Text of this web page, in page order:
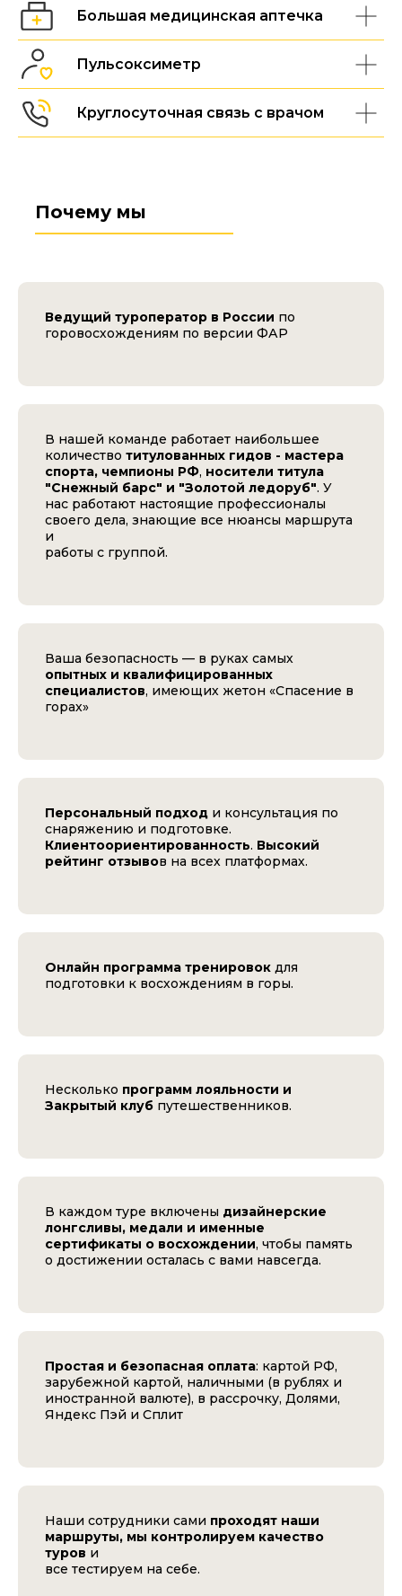
Большая медицинская аптечка
Пульсоксиметр
Круглосуточная связь с врачом
Почему мы
Ведущий туроператор в России по
горовосхождениям по версии ФАР
В нашей команде работает наибольшее
количество титулованных гидов - мастера
спорта, чемпионы РФ, носители титула
"Снежный барс" и "Золотой ледоруб". У
нас работают настоящие профессионалы
своего дела, знающие все нюансы маршрута
и
работы с группой.
Ваша безопасность — в руках самых
опытных и квалифицированных
специалистов, имеющих жетон «Спасение в
горах»
Персональный подход и консультация по
снаряжению и подготовке.
Клиентоориентированность. Высокий
рейтинг отзывов на всех платформах.
Онлайн программа тренировок для
подготовки к восхождениям в горы.
Несколько программ лояльности и
Закрытый клуб путешественников.
В каждом туре включены дизайнерские
лонгсливы, медали и именные
сертификаты о восхождении, чтобы память
о достижении осталась с вами навсегда.
Простая и безопасная оплата: картой РФ,
зарубежной картой, наличными (в рублях и
иностранной валюте), в рассрочку, Долями,
Яндекс Пэй и Сплит
Наши сотрудники сами проходят наши
маршруты, мы контролируем качество
туров и
все тестируем на себе.